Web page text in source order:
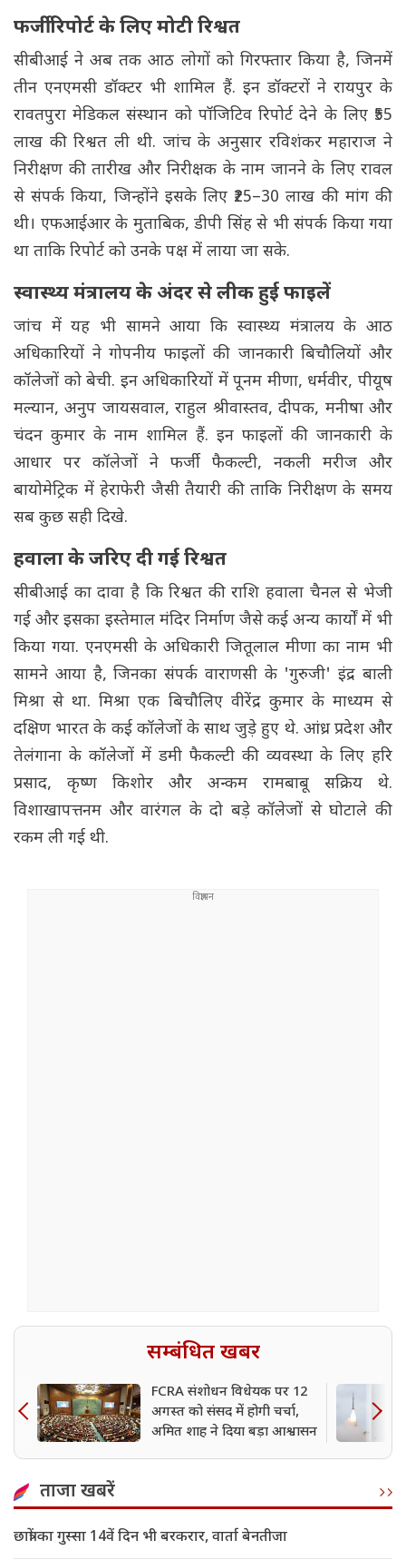
फर्जी रिपोर्ट के लिए मोटी रिश्वत
सीबीआई ने अब तक आठ लोगों को गिरफ्तार किया है, जिनमें
तीन एनएमसी डॉक्टर भी शामिल हैं. इन डॉक्टरों ने रायपुर के
रावतपुरा मेडिकल संस्थान को पॉजिटिव रिपोर्ट देने के लिए ₹55
लाख की रिश्वत ली थी. जांच के अनुसार रविशंकर महाराज ने
निरीक्षण की तारीख और निरीक्षक के नाम जानने के लिए रावल
से संपर्क किया, जिन्होंने इसके लिए ₹25–30 लाख की मांग की
थी। एफआईआर के मुताबिक, डीपी सिंह से भी संपर्क किया गया
था ताकि रिपोर्ट को उनके पक्ष में लाया जा सके.
स्वास्थ्य मंत्रालय के अंदर से लीक हुई फाइलें
जांच में यह भी सामने आया कि स्वास्थ्य मंत्रालय के आठ
अधिकारियों ने गोपनीय फाइलों की जानकारी बिचौलियों और
कॉलेजों को बेची. इन अधिकारियों में पूनम मीणा, धर्मवीर, पीयूष
मल्यान, अनुप जायसवाल, राहुल श्रीवास्तव, दीपक, मनीषा और
चंदन कुमार के नाम शामिल हैं. इन फाइलों की जानकारी के
आधार पर कॉलेजों ने फर्जी फैकल्टी, नकली मरीज और
बायोमेट्रिक में हेराफेरी जैसी तैयारी की ताकि निरीक्षण के समय
सब कुछ सही दिखे.
हवाला के जरिए दी गई रिश्वत
सीबीआई का दावा है कि रिश्वत की राशि हवाला चैनल से भेजी
गई और इसका इस्तेमाल मंदिर निर्माण जैसे कई अन्य कार्यों में भी
किया गया. एनएमसी के अधिकारी जितूलाल मीणा का नाम भी
सामने आया है, जिनका संपर्क वाराणसी के 'गुरुजी' इंद्र बाली
मिश्रा से था. मिश्रा एक बिचौलिए वीरेंद्र कुमार के माध्यम से
दक्षिण भारत के कई कॉलेजों के साथ जुड़े हुए थे. आंध्र प्रदेश और
तेलंगाना के कॉलेजों में डमी फैकल्टी की व्यवस्था के लिए हरि
प्रसाद, कृष्ण किशोर और अन्कम रामबाबू सक्रिय थे.
विशाखापत्तनम और वारंगल के दो बड़े कॉलेजों से घोटाले की
रकम ली गई थी.
सम्बंधित खबर
FCRA संशोधन विधेयक पर 12
अगस्त को संसद में होगी चर्चा,
अमित शाह ने दिया बड़ा आश्वासन
ताजा खबरें
छात्रों का गुस्सा 14वें दिन भी बरकरार, वार्ता बेनतीजा